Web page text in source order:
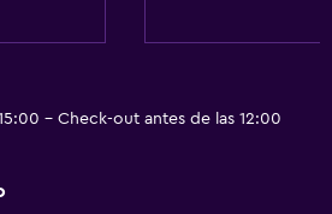
- Check-out antes de las 12:00